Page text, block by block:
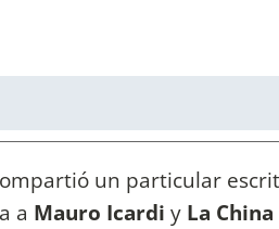
un particular
a Mauro Icardi y La